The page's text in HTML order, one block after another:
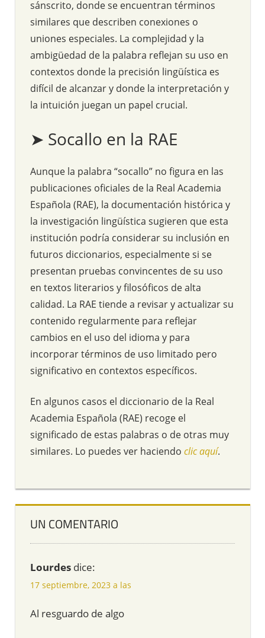
sánscrito, donde se encuentran términos
similares que describen conexiones o
uniones especiales. La complejidad y la
ambigüedad de la palabra reflejan su uso en
contextos donde la precisión lingüística es
difícil de alcanzar y donde la interpretación y
la intuición juegan un papel crucial.
➤ Socallo en la RAE
Aunque la palabra “socallo” no figura en las
publicaciones oficiales de la Real Academia
Española (RAE), la documentación histórica y
la investigación lingüística sugieren que esta
institución podría considerar su inclusión en
futuros diccionarios, especialmente si se
presentan pruebas convincentes de su uso
en textos literarios y filosóficos de alta
calidad. La RAE tiende a revisar y actualizar su
contenido regularmente para reflejar
cambios en el uso del idioma y para
incorporar términos de uso limitado pero
significativo en contextos específicos.
En algunos casos el diccionario de la Real
Academia Española (RAE) recoge el
significado de estas palabras o de otras muy
similares. Lo puedes ver haciendo clic aquí.
UN COMENTARIO
Lourdes dice:
17 septiembre, 2023 a las
Al resguardo de algo